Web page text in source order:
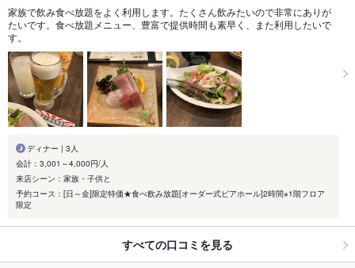
家族で飲み食べ放題をよく利用します。たくさん飲みたいので非常にありが
たいです。食べ放題メニュー、豊富で提供時間も素早く、また利用したいで
す。
ディナー | 3人
会計：3,001～4,000円/人
来店シーン：家族・子供と
予約コース：[日～金]限定特価★食べ飲み放題[オーダー式ビアホール]2時間※1階フロア
限定
すべての口コミを見る